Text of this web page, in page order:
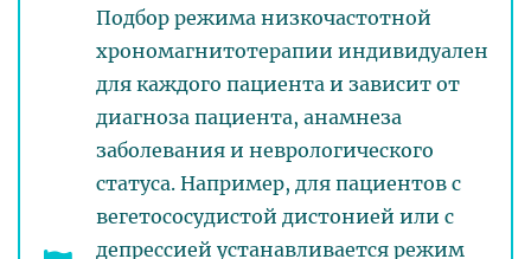
Подбор режима низкочастотной
хрономагнитотерапии индивидуален
для каждого пациента и зависит от
диагноза пациента, анамнеза
заболевания и неврологического
статуса. Например, для пациентов с
вегетососудистой дистонией или с
депрессией устанавливается режим